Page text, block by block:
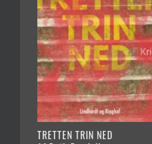
TRETTEN TRIN NED